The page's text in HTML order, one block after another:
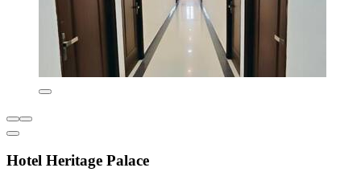
Hotel Heritage Palace